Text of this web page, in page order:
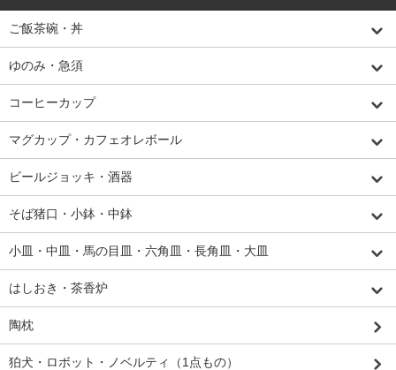
ご飯茶碗・丼
ゆのみ・急須
コーヒーカップ
マグカップ・カフェオレボール
ビールジョッキ・酒器
そば猪口・小鉢・中鉢
小皿・中皿・馬の目皿・六角皿・長角皿・大皿
はしおき・茶香炉
陶枕
狛犬・ロボット・ノベルティ（1点もの）